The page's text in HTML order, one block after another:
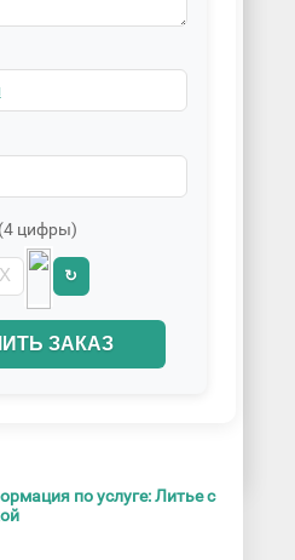
цифры)
↻
ЗАКАЗ
по услуге: Литье с